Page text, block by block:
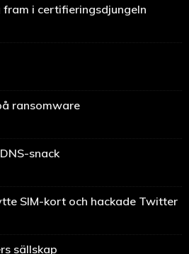
fram i certifieringsdjungeln
ransomware
snack
SIM-kort och hackade Twitter
sällskap